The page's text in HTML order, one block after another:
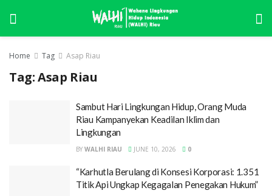
Home Tag Asap Riau
Tag:Asap Riau
Sambut Hari Lingkungan Hidup, Orang Muda
Riau Kampanyekan Keadilan Iklim dan
Lingkungan
BY WALHI RIAU JUNE 10, 2026 0
“Karhutla Berulang di Konsesi Korporasi: 1.351
Titik Api Ungkap Kegagalan Penegakan Hukum”